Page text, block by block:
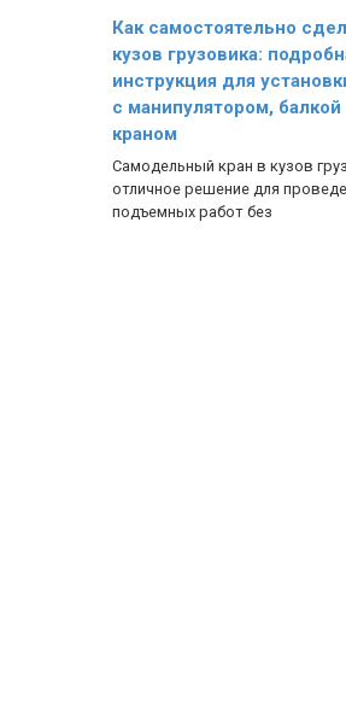
Как самостоятельно
кузов грузовика:
инструкция для
с манипулятором,
краном
Самодельный кран в кузов
отличное решение для
подъемных работ без